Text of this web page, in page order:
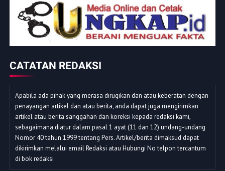
CATATAN REDAKSI
Apabila ada pihak yang merasa dirugikan dan atau keberatan dengan
penayangan artikel dan atau berita, anda dapat juga mengirimkan
artikel atau berita sanggahan dan koreksi kepada redaksi kami,
sebagaimana diatur dalam pasal 1 ayat (11 dan 12) undang-undang
Nomor 40 tahun 1999 tentang Pers. Artikel/berita dimaksud dapat
dikirimkan melalui email Redaksi atau Hubungi No telpon tercantum
di bok redaksi